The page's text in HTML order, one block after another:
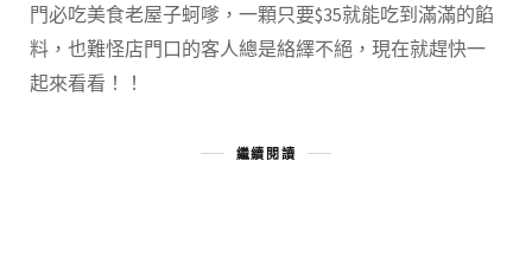
門必吃美食老屋子蚵嗲，一顆只要$35就能吃到滿滿的餡
料，也難怪店門口的客人總是絡繹不絕，現在就趕快一
起來看看！！
繼續閱讀